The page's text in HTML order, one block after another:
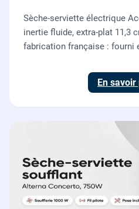
Sèche-serviette électrique
inertie fluide, extra-plat 11,3
fabrication française : fourni
En savoir